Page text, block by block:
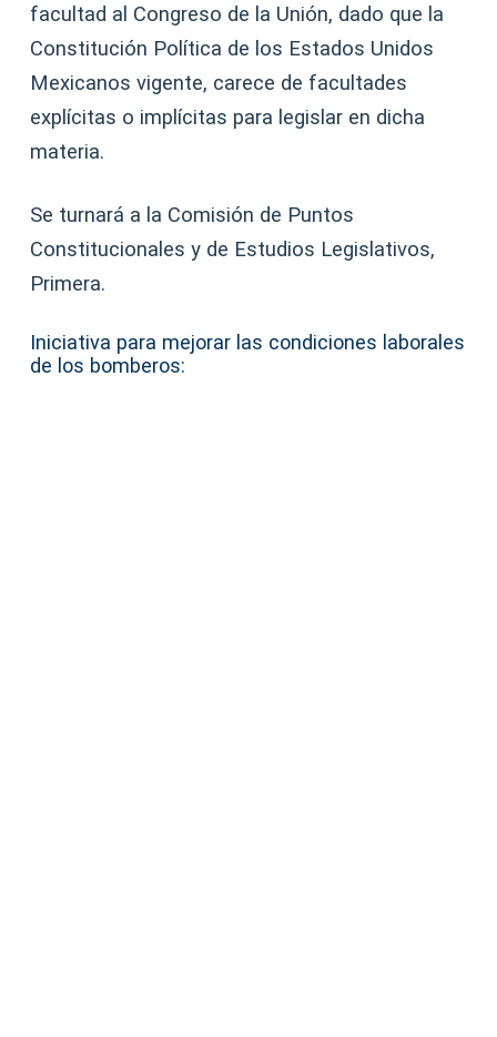
facultad al Congreso de la Unión, dado que la
Constitución Política de los Estados Unidos
Mexicanos vigente, carece de facultades
explícitas o implícitas para legislar en dicha
materia.
Se turnará a la Comisión de Puntos
Constitucionales y de Estudios Legislativos,
Primera.
Iniciativa para mejorar las condiciones laborales
de los bomberos: